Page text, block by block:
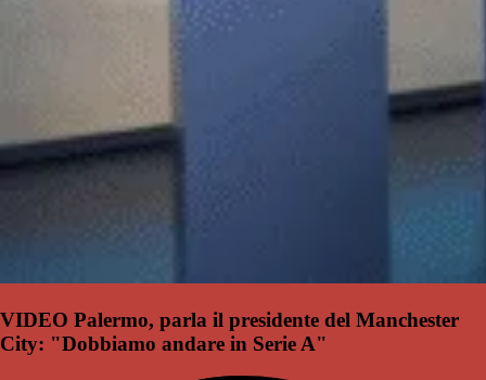
VIDEO Palermo, parla il presidente del Manchester
City: "Dobbiamo andare in Serie A"